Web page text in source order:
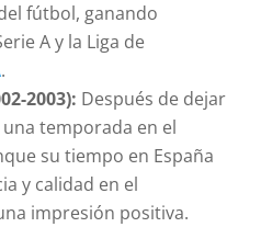
fútbol, ganando
A y la Liga de
.
2003): Después de dejar
temporada en el
su tiempo en España
y calidad en el
impresión positiva.